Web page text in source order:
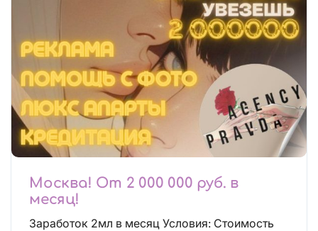
Москва! От 2 000 000 руб. в
месяц!
Заработок 2мл в месяц Условия: Стоимость